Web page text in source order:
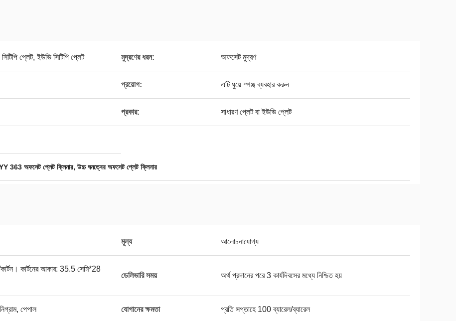
প্লেট, ইউভি সিটিপি প্লেট মুদ্রণের ধরন: অফসেট মুদ্রণ
প্রয়োগ: এটি ধুয়ে স্পঞ্জ ব্যবহার করুন
প্রকার: সাধারণ প্লেট বা ইউভি প্লেট
363 অফসেট প্লেট ক্লিনার, উচ্চ ঘনত্বের অফসেট প্লেট ক্লিনার
মূল্য আলোচনাযোগ্য
কার্টনের আকার: 35.5 সেমি*28
ডেলিভারি সময় অর্থ প্রদানের পরে 3 কার্যদিবসের মধ্যে নিশ্চিত হয়
পেপাল যোগানের ক্ষমতা প্রতি সপ্তাহে 100 ব্যারেল/ব্যারেল